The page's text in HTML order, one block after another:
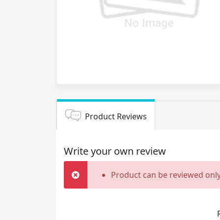
Product Reviews
Write your own review
Product can be reviewed